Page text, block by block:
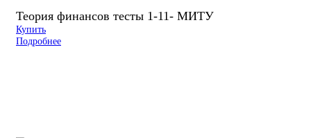
Теория финансов тесты 1-11- МИТУ
Купить
Подробнее